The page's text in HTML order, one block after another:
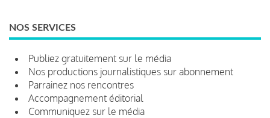
NOS SERVICES
Publiez gratuitement sur le média
Nos productions journalistiques sur abonnement
Parrainez nos rencontres
Accompagnement éditorial
Communiquez sur le média